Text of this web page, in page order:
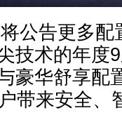
公告更多
技术的年度
豪华舒享配
带来安全、